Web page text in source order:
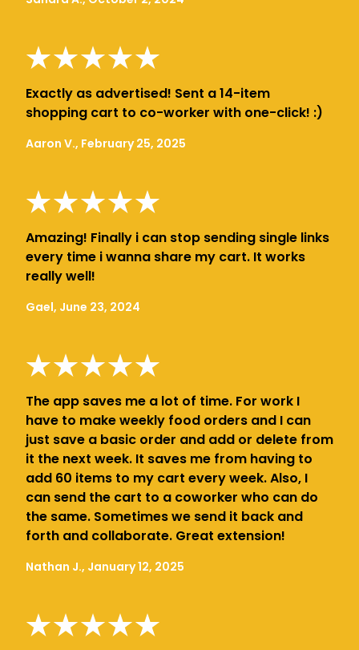
Exactly as advertised! Sent a 14-item
shopping cart to co-worker with one-click! :)
Aaron V., February 25, 2025
Amazing! Finally i can stop sending single links
every time i wanna share my cart. It works
really well!
Gael, June 23, 2024
The app saves me a lot of time. For work I
have to make weekly food orders and I can
just save a basic order and add or delete from
it the next week. It saves me from having to
add 60 items to my cart every week. Also, I
can send the cart to a coworker who can do
the same. Sometimes we send it back and
forth and collaborate. Great extension!
Nathan J., January 12, 2025